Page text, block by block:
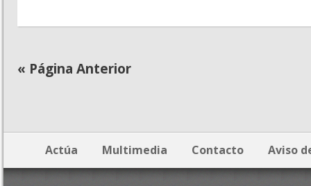
« Página Anterior
Actúa Multimedia Contacto Aviso